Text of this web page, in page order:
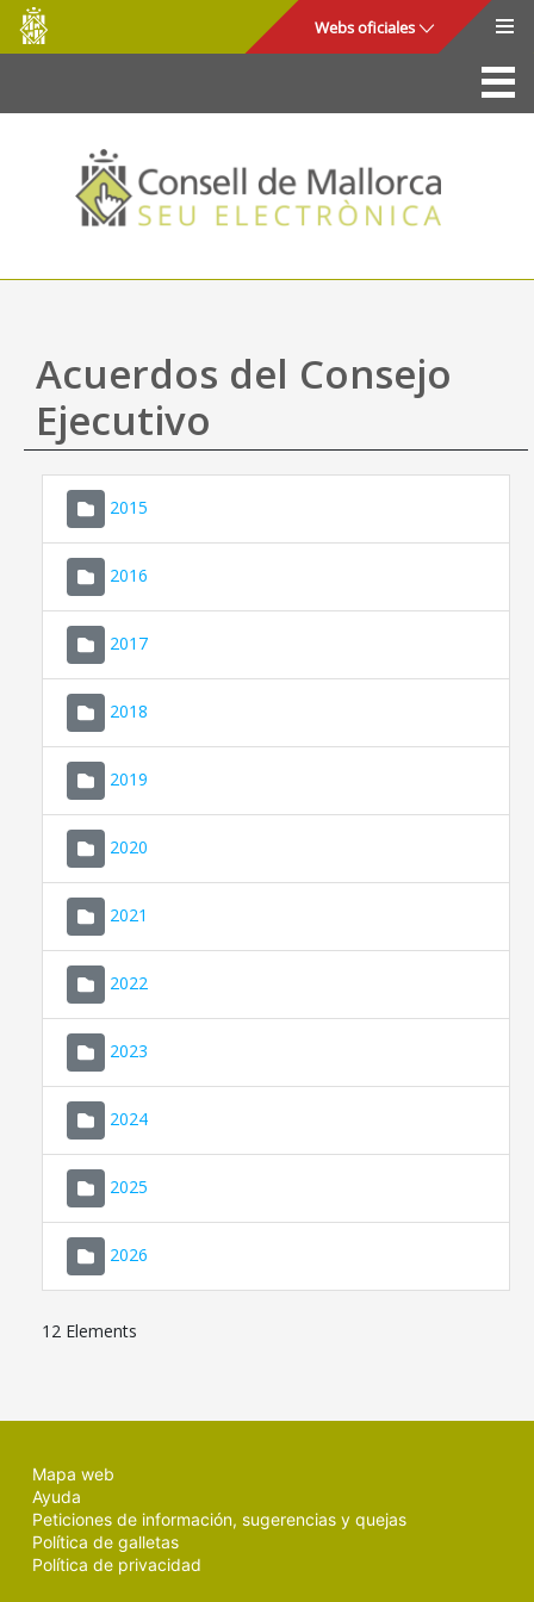
Saltar al contenido principal
Consell
de
Mallorca
Webs oficiales
La Sede
Consejo de Mallorca
Acceso y seguridad
Utilidades
Mapa web
Ayuda
Acuerdos del Consejo
Ejecutivo
2015
2016
2017
2018
2019
2020
2021
2022
2023
2024
2025
2026
12 Elements
Mapa web
Ayuda
Peticiones de información, sugerencias y quejas
Política de galletas
Política de privacidad